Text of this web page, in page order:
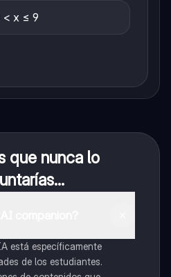
< x ≤ 9
que nunca lo
está específicamente
de los estudiantes.